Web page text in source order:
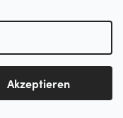
Akzeptieren